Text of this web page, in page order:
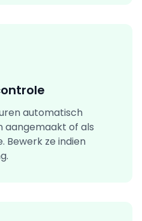
automatisch
aangemaakt of als
ze indien